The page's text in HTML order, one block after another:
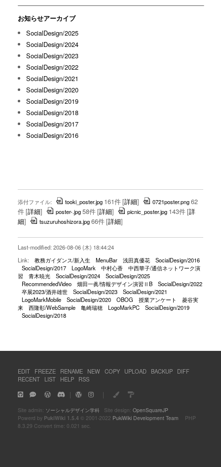
お知らせアーカイブ
SocialDesign/2025
SocialDesign/2024
SocialDesign/2023
SocialDesign/2022
SocialDesign/2021
SocialDesign/2020
SocialDesign/2019
SocialDesign/2018
SocialDesign/2017
SocialDesign/2016
添付ファイル: tooki_poster.jpg 161件[詳細] 0721poster.png62
件[詳細] poster-.jpg58件[詳細] picnic_poster.jpg 143件[詳
細] tsuzuruhoshizora.jpg66件[詳細]
Last-modified: 2026-08-06 (木) 18:44:24
Link:
教務ガイダンス/新入生 MenuBar 浅田真優花
SocialDesign/2016
SocialDesign/2017
LogoMark 中村心香
中西華子/通信ネットワーク演
習
青木暁光 SocialDesign/2024
SocialDesign/2025
RecommendedVideo
畑田一眞/情報デザイン演習ⅡB
SocialDesign/2022
卒展2023/酒井雄世
SocialDesign/2023
SocialDesign/2021
LogoMarkMobile
SocialDesign/2020 OBOG 授業アンケート
菱谷実
来
西隆彰/WebSample 亀崎瑞穂 LogoMarkPC
SocialDesign/2019
SocialDesign/2018
EDIT FREEZE RENAME NEW COPY UPLOAD BACKUP
DIFF
RECENT
LIST HELP RSS
｜ ｜
Site admin: ソーシャルデザイン学科Site design: OpenSquareJP
Powerd by PukiWiki 1.5.4 © 2001-2022 PukiWiki Development Team PHP
8.3.29 Convert time: 0.021 sec.